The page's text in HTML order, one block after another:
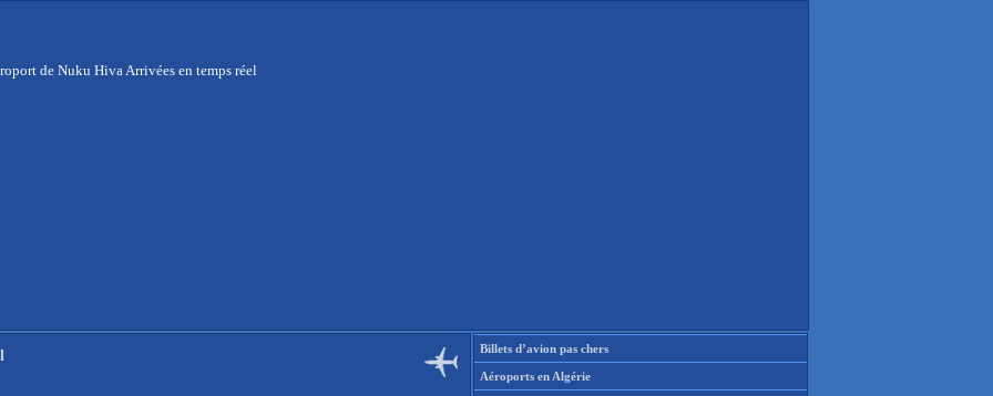
de Nuku Hiva Arrivées en temps réel
Billets d’avion pas chers
Aéroports en Algérie